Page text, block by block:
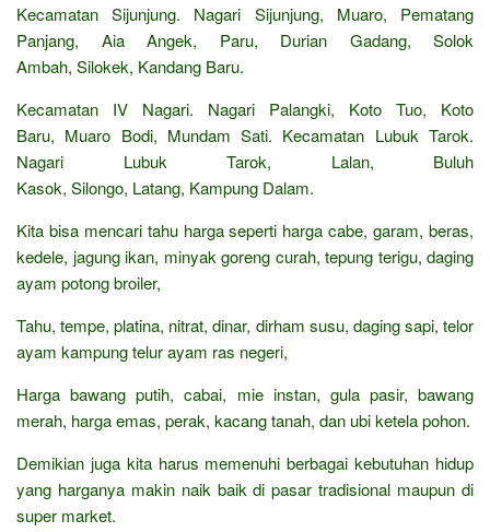
Kecamatan Sijunjung. Nagari Sijunjung, Muaro, Pematang
Panjang, Aia Angek, Paru, Durian Gadang, Solok
Ambah, Silokek, Kandang Baru.
Kecamatan IV Nagari. Nagari Palangki, Koto Tuo, Koto
Baru, Muaro Bodi, Mundam Sati. Kecamatan Lubuk Tarok.
Nagari Lubuk Tarok, Lalan, Buluh
Kasok, Silongo, Latang, Kampung Dalam.
Kita bisa mencari tahu harga seperti harga cabe, garam, beras,
kedele, jagung ikan, minyak goreng curah, tepung terigu, daging
ayam potong broiler,
Tahu, tempe, platina, nitrat, dinar, dirham susu, daging sapi, telor
ayam kampung telur ayam ras negeri,
Harga bawang putih, cabai, mie instan, gula pasir, bawang
merah, harga emas, perak, kacang tanah, dan ubi ketela pohon.
Demikian juga kita harus memenuhi berbagai kebutuhan hidup
yang harganya makin naik baik di pasar tradisional maupun di
super market.